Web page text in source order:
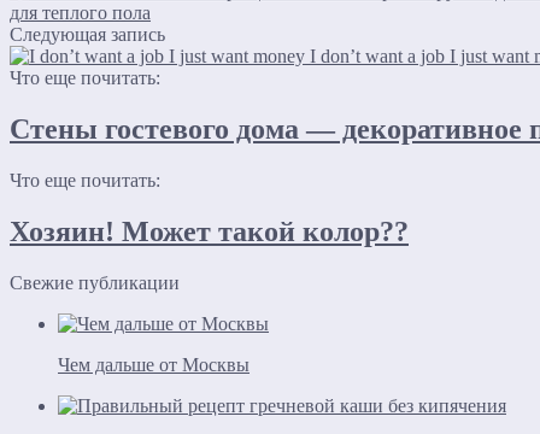
для теплого пола
Следующая запись
I don’t want a job I just want
Что еще почитать:
Стены гостевого дома — декоративное
Что еще почитать:
Хозяин! Может такой колор??
Свежие публикации
Чем дальше от Москвы